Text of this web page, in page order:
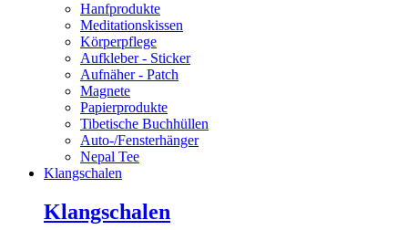
Hanfprodukte
Meditationskissen
Körperpflege
Aufkleber - Sticker
Aufnäher - Patch
Magnete
Papierprodukte
Tibetische Buchhüllen
Auto-/Fensterhänger
Nepal Tee
Klangschalen
Klangschalen